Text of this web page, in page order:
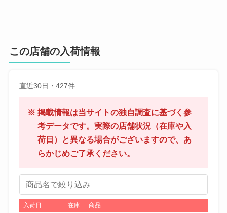
この店舗の入荷情報
直近30日・427件
※ 掲載情報は当サイトの独自調査に基づく参
考データです。実際の店舗状況（在庫や入
荷日）と異なる場合がございますので、あ
らかじめご了承ください。
商
品
名入荷日 在庫
商品